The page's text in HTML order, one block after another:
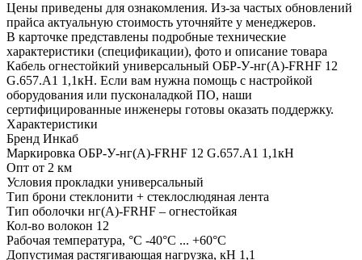
Цены приведены для ознакомления. Из‑за частых обновлений
прайса актуальную стоимость уточняйте у менеджеров.
В карточке представлены подробные технические
характеристики (спецификации), фото и описание товара
Кабель огнестойкий универсальный ОБР-У-нг(A)-FRHF 12
G.657.А1 1,1кН. Если вам нужна помощь с настройкой
оборудования или пусконаладкой ПО, наши
сертифицированные инженеры готовы оказать поддержку.
Характеристики
Бренд Инкаб
Маркировка ОБР-У-нг(A)-FRHF 12 G.657.А1 1,1кН
Опт от 2 км
Условия прокладки универсальный
Тип брони стеклонити + стеклослюдяная лента
Тип оболочки нг(А)-FRHF – огнестойкая
Кол-во волокон 12
Рабочая температура, °С -40°C ... +60°C
Допустимая растягивающая нагрузка, кН 1,1